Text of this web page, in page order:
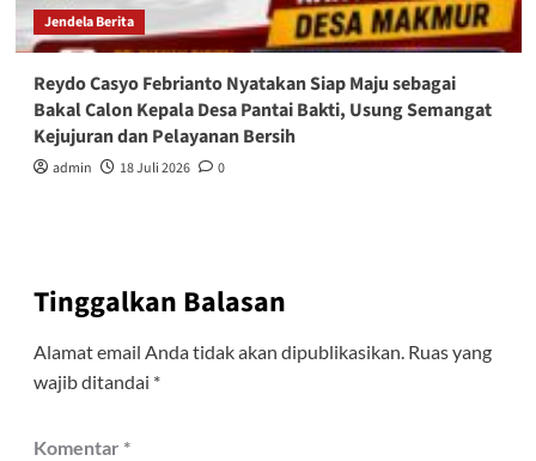
Jendela Berita
Reydo Casyo Febrianto Nyatakan Siap Maju sebagai
Bakal Calon Kepala Desa Pantai Bakti, Usung Semangat
Kejujuran dan Pelayanan Bersih
admin 18 Juli 2026 0
Tinggalkan Balasan
Alamat email Anda tidak akan dipublikasikan. Ruas yang
wajib ditandai *
Komentar *